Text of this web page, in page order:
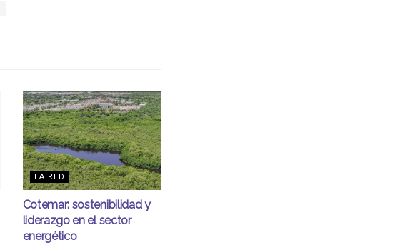
LA RED
Cotemar: sostenibilidad y
liderazgo en el sector
energético